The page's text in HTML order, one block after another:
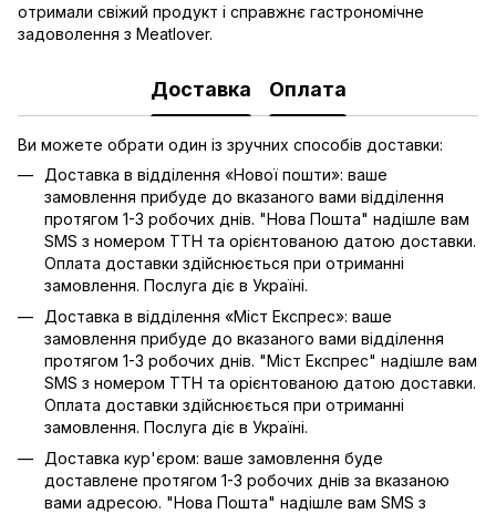
отримали свіжий продукт і справжнє гастрономічне
задоволення з Meatlover.
Доставка Оплата
Ви можете обрати один із зручних способів доставки:
Доставка в відділення «Нової пошти»: ваше
замовлення прибуде до вказаного вами відділення
протягом 1-3 робочих днів. "Нова Пошта" надішле вам
SMS з номером ТТН та орієнтованою датою доставки.
Оплата доставки здійснюється при отриманні
замовлення. Послуга діє в Україні.
Доставка в відділення «Міст Експрес»: ваше
замовлення прибуде до вказаного вами відділення
протягом 1-3 робочих днів. "Міст Експрес" надішле вам
SMS з номером ТТН та орієнтованою датою доставки.
Оплата доставки здійснюється при отриманні
замовлення. Послуга діє в Україні.
Доставка кур'єром: ваше замовлення буде
доставлене протягом 1-3 робочих днів за вказаною
вами адресою. "Нова Пошта" надішле вам SMS з